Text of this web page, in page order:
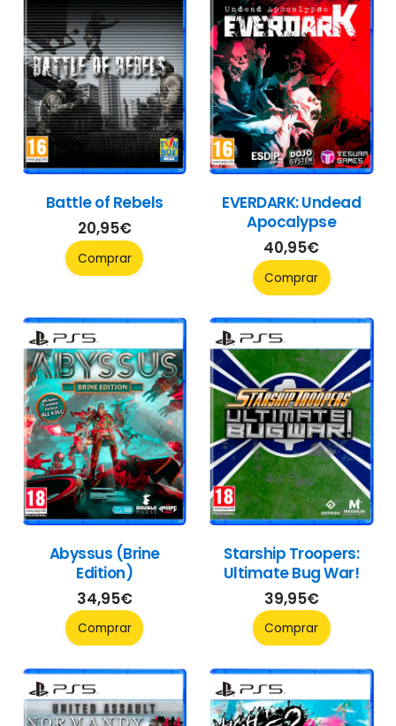
Battle of Rebels
20,95€
Comprar
EVERDARK: Undead
Apocalypse
40,95€
Comprar
Abyssus (Brine
Edition)
34,95€
Comprar
Starship Troopers:
Ultimate Bug War!
39,95€
Comprar